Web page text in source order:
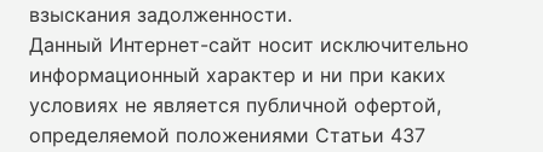
взыскания задолженности.
Данный Интернет-сайт носит исключительно
информационный характер и ни при каких
условиях не является публичной офертой,
определяемой положениями Статьи 437